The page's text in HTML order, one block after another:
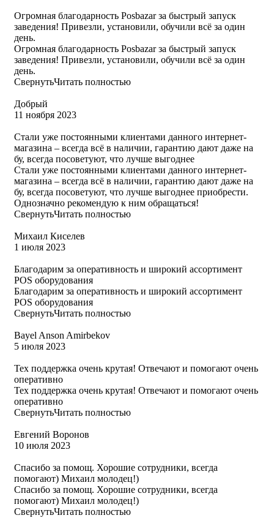
Огромная благодарность Posbazar за быстрый запуск
заведения! Привезли, установили, обучили всё за один
день.
Огромная благодарность Posbazar за быстрый запуск
заведения! Привезли, установили, обучили всё за один
день.
СвернутьЧитать полностью
​Добрый
11 ноября 2023
Стали уже постоянными клиентами данного интернет-
магазина – всегда всё в наличии, гарантию дают даже на
бу, всегда посоветуют, что лучше выгоднее
Стали уже постоянными клиентами данного интернет-
магазина – всегда всё в наличии, гарантию дают даже на
бу, всегда посоветуют, что лучше выгоднее приобрести.
Однозначно рекомендую к ним обращаться!
СвернутьЧитать полностью
Михаил Киселев
1 июля 2023
Благодарим за оперативность и широкий ассортимент
POS оборудования
Благодарим за оперативность и широкий ассортимент
POS оборудования
СвернутьЧитать полностью
Bayel Anson Amirbekov
5 июля 2023
Тех поддержка очень крутая! Отвечают и помогают очень
оперативно
Тех поддержка очень крутая! Отвечают и помогают очень
оперативно
СвернутьЧитать полностью
Евгений Воронов
10 июля 2023
Спасибо за помощ. Хорошие сотрудники, всегда
помогают) Михаил молодец!)
Спасибо за помощ. Хорошие сотрудники, всегда
помогают) Михаил молодец!)
СвернутьЧитать полностью